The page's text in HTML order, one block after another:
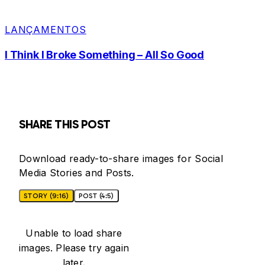
LANÇAMENTOS
I Think I Broke Something – All So Good
SHARE THIS POST
Download ready-to-share images for Social
Media Stories and Posts.
STORY (9:16) POST (4:5)
Unable to load share
images. Please try again